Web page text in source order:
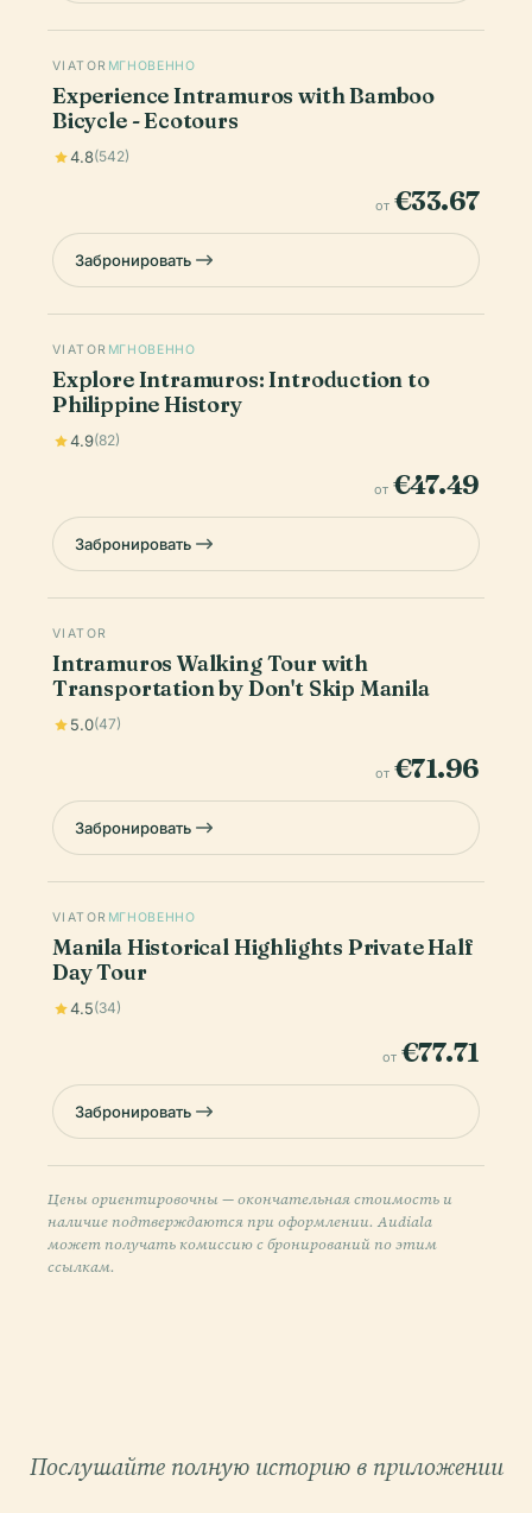
VIATOR МГНОВЕННО
Experience Intramuros with Bamboo
Bicycle - Ecotours
4.8(542)
от €33.67
Забронировать
VIATOR МГНОВЕННО
Explore Intramuros: Introduction to
Philippine History
4.9(82)
от €47.49
Забронировать
VIATOR
Intramuros Walking Tour with
Transportation by Don't Skip Manila
5.0(47)
от €71.96
Забронировать
VIATOR МГНОВЕННО
Manila Historical Highlights Private Half
Day Tour
4.5(34)
от €77.71
Забронировать
Цены ориентировочны — окончательная стоимость и
наличие подтверждаются при оформлении. Audiala
может получать комиссию с бронирований по этим
ссылкам.
Послушайте полную историю в приложении